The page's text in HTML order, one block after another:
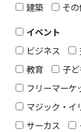
建築
そ
イベント
ビジネス
教育
子
フリーマーケ
マジック・イ
サーカス